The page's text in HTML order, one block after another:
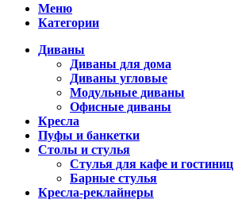
Меню
Категории
Диваны
Диваны для дома
Диваны угловые
Модульные диваны
Офисные диваны
Кресла
Пуфы и банкетки
Столы и стулья
Стулья для кафе и гостиниц
Барные стулья
Кресла-реклайнеры